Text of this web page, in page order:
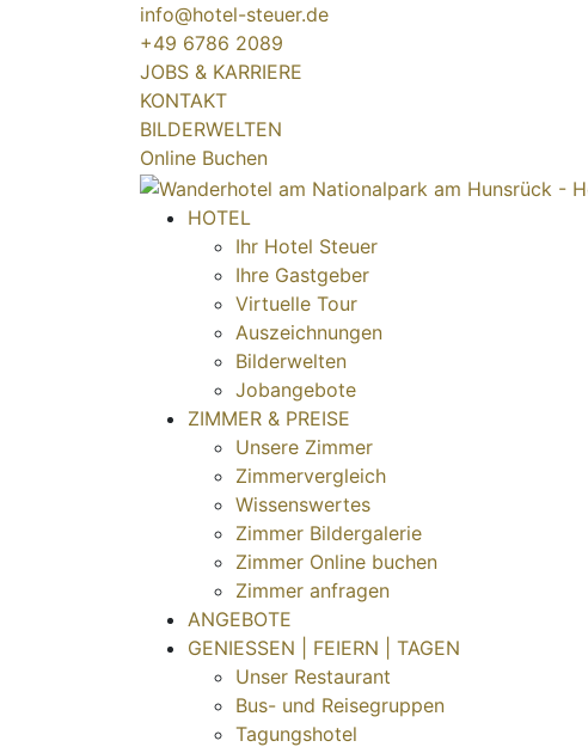
info@hotel-steuer.de
+49 6786 2089
JOBS & KARRIERE
KONTAKT
BILDERWELTEN
Online Buchen
HOTEL
Ihr Hotel Steuer
Ihre Gastgeber
Virtuelle Tour
Auszeichnungen
Bilderwelten
Jobangebote
ZIMMER & PREISE
Unsere Zimmer
Zimmervergleich
Wissenswertes
Zimmer Bildergalerie
Zimmer Online buchen
Zimmer anfragen
ANGEBOTE
GENIESSEN | FEIERN | TAGEN
Unser Restaurant
Bus- und Reisegruppen
Tagungshotel